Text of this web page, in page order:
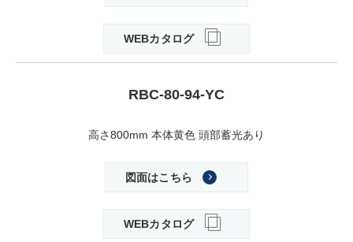
WEBカタログ
RBC-80-94-YC
高さ800mm 本体黄色 頭部蓄光あり
図面はこちら
WEBカタログ